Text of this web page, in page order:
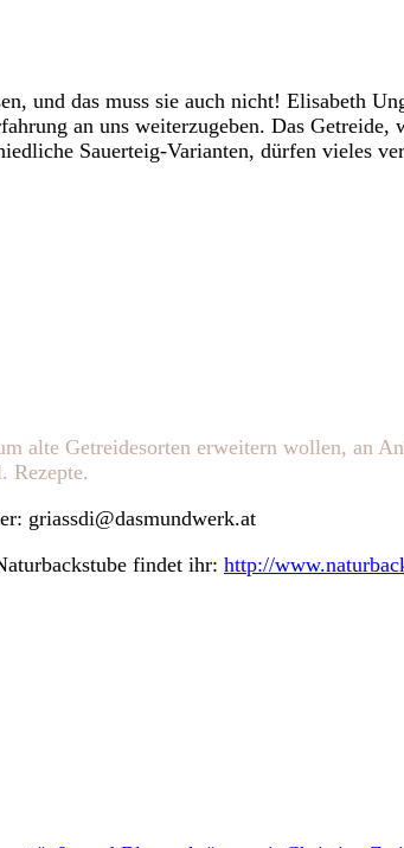
und das muss sie auch nicht! Elisabeth
an uns weiterzugeben. Das
Sauerteig-Varianten, dürfen vieles
alte Getreidesorten erweitern wollen, an
Rezepte.
griassdi@dasmundwerk.at
findet ihr: http://